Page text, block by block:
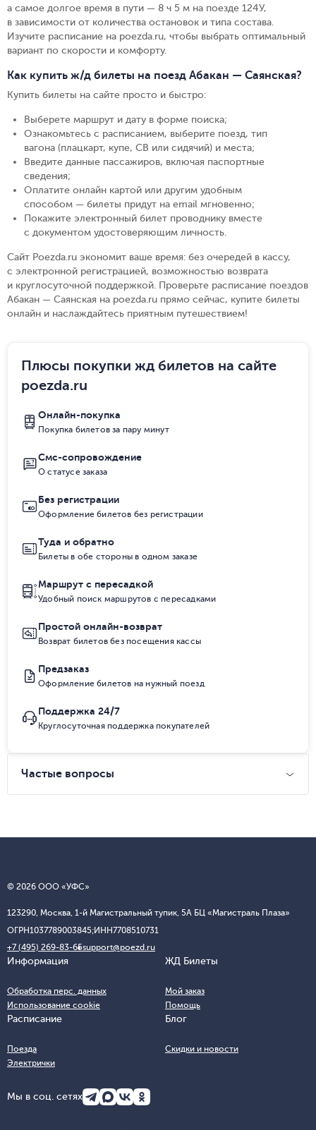
а самое долгое время в пути — 8 ч 5 м на поезде 124У,
в зависимости от количества остановок и типа состава.
Изучите расписание на poezda.ru, чтобы выбрать оптимальный
вариант по скорости и комфорту.
Как купить ж/д билеты на поезд Абакан — Саянская?
Купить билеты на сайте просто и быстро:
Выберете маршрут и дату в форме поиска;
Ознакомьтесь с расписанием, выберите поезд, тип
вагона (плацкарт, купе, СВ или сидячий) и места;
Введите данные пассажиров, включая паспортные
сведения;
Оплатите онлайн картой или другим удобным
способом — билеты придут на email мгновенно;
Покажите электронный билет проводнику вместе
с документом удостоверяющим личность.
Сайт Poezda.ru экономит ваше время: без очередей в кассу,
с электронной регистрацией, возможностью возврата
и круглосуточной поддержкой. Проверьте расписание поездов
Абакан — Саянская на poezda.ru прямо сейчас, купите билеты
онлайн и наслаждайтесь приятным путешествием!
Плюсы покупки жд билетов на сайте
poezda.ru
Онлайн-покупка
Покупка билетов за пару минут
Смс-сопровождение
О статусе заказа
Без регистрации
Оформление билетов без регистрации
Туда и обратно
Билеты в обе стороны в одном заказе
Маршрут с пересадкой
Удобный поиск маршрутов с пересадками
Простой онлайн-возврат
Возврат билетов без посещения кассы
Предзаказ
Оформление билетов на нужный поезд
Поддержка 24/7
Круглосуточная поддержка покупателей
Частые вопросы
© 2026 ООО «УФС»
123290, Москва, 1-й Магистральный тупик, 5А БЦ «Магистраль Плаза»
ОГРН1037789003845;ИНН7708510731
+7 (495) 269-83-65support@poezd.ru
Информация
Обработка перс. данных
Использование cookie
ЖД Билеты
Мой заказ
Помощь
Расписание
Поезда
Электрички
Блог
Скидки и новости
Мы в соц. сетях